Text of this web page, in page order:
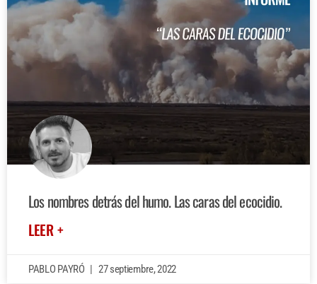
Los nombres detrás del humo. Las caras del ecocidio.
LEER +
PABLO PAYRÓ 27 septiembre, 2022